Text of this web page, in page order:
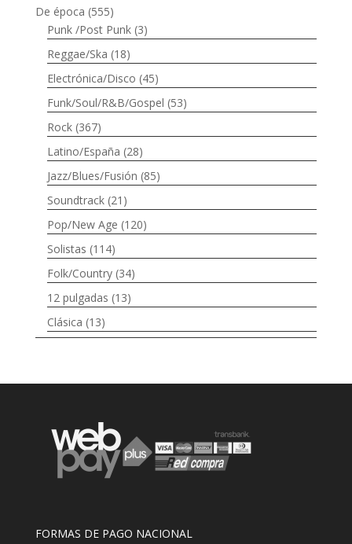
De época (555)
Punk /Post Punk (3)
Reggae/Ska (18)
Electrónica/Disco (45)
Funk/Soul/R&B/Gospel (53)
Rock (367)
Latino/España (28)
Jazz/Blues/Fusión (85)
Soundtrack (21)
Pop/New Age (120)
Solistas (114)
Folk/Country (34)
12 pulgadas (13)
Clásica (13)
FORMAS DE PAGO NACIONAL